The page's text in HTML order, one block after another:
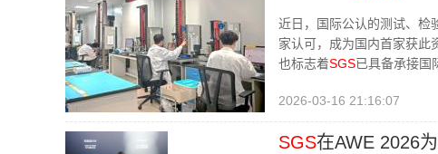
近日，国际公认的测试、检
家认可，成为国内首家获此
也标志着SGS已具备承接国
2026-03-16 21:16:07
SGS在AWE 2026